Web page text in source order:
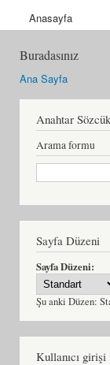
Anasayfa
Buradasınız
Ana Sayfa
Anahtar
Arama formu
Ara
Sayfa Düzeni
Sayfa Düzeni:
Şu anki Düzen:
Kullanıcı girişi